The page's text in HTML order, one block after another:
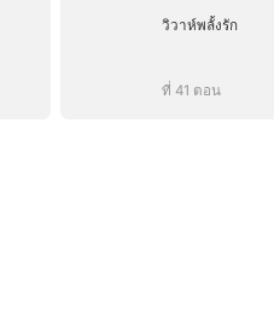
วิวาห์พลั้งรัก
ที่ 41 ตอน